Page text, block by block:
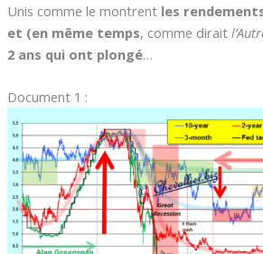
Unis comme le montrent les
et (en même temps, comme dirait
2 ans qui ont plongé…
Document 1 :